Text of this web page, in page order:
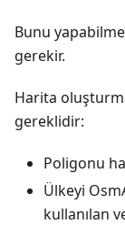
Bunu
gerekir.
Harita
gereklidir:
Poligonu
Ülkeyi
kullanılan